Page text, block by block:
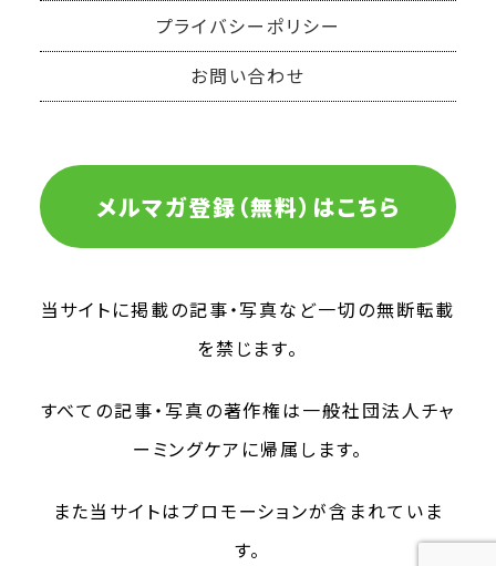
プライバシーポリシー
お問い合わせ
メルマガ登録（無料）はこちら
当サイトに掲載の記事・写真など一切の無断転載
を禁じます。
すべての記事・写真の著作権は一般社団法人チャ
ーミングケアに帰属します。
また当サイトはプロモーションが含まれていま
す。